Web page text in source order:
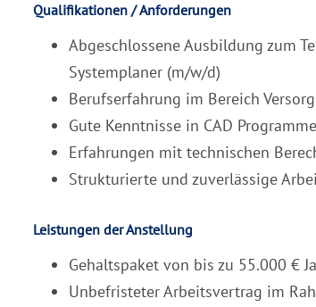
Qualifikationen / Anforderungen
Abgeschlossene Ausbildung zum
Systemplaner (m/w/d)
Berufserfahrung im Bereich
Gute Kenntnisse in CAD
Erfahrungen mit technischen
Strukturierte und zuverlässige
Leistungen der Anstellung
Gehaltspaket von bis zu 55.000 €
Unbefristeter Arbeitsvertrag im